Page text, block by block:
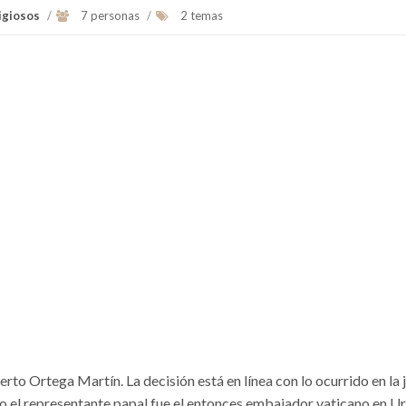
/ 7 personas / 2 temas
Ortega Martín. La decisión está en línea con lo ocurrido en la